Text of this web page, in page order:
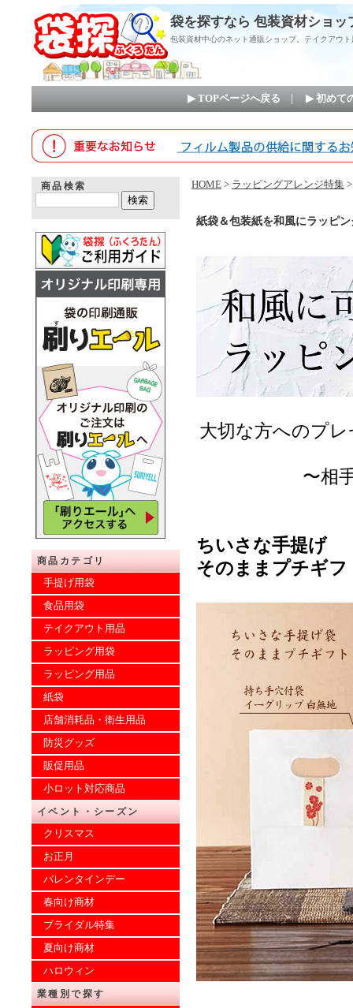
袋を探すなら 包装資材ショ
包装資材中心のネット通販ショップ。テイクアウ
▶ TOPページへ戻る ▶ 初めて
商品検索
商品カテゴリ
手提げ用袋
食品用袋
テイクアウト用品
ラッピング用袋
ラッピング用品
紙袋
店舗消耗品・衛生用品
防災グッズ
販促用品
小ロット対応商品
イベント・シーズン
クリスマス
お正月
バレンタインデー
春向け商材
ブライダル特集
夏向け商材
ハロウィン
業種別で探す
HOME > ラッピングアレンジ特集
紙袋＆包装紙を和風にラッピン
大切な方へのプ
〜相
ちいさな手提げ
そのままプチギフ